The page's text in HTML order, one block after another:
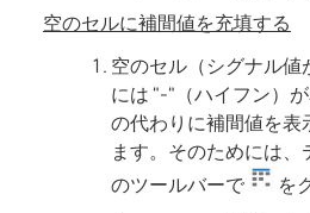
空のセルに補間値を充填する
空のセル（シグナル値
には "-"（ハイフン）
の代わりに補間値を表
ます。そのためには
のツールバーで
を